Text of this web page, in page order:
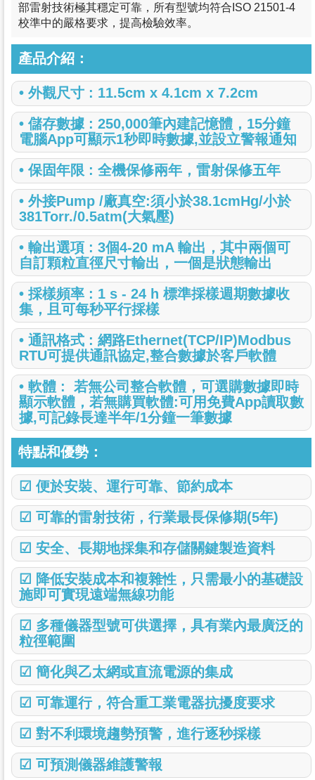
部雷射技術極其穩定可靠，所有型號均符合ISO 21501-4
校準中的嚴格要求，提高檢驗效率。
產品介紹：
• 外觀尺寸 : 11.5cm x 4.1cm x 7.2cm
• 儲存數據 : 250,000筆內建記憶體，15分鐘
電腦App可顯示1秒即時數據,並設立警報通知
• 保固年限 : 全機保修兩年，雷射保修五年
• 外接Pump /廠真空:須小於38.1cmHg/小於
381Torr./0.5atm(大氣壓)
• 輸出選項 : 3個4-20 mA 輸出，其中兩個可
自訂顆粒直徑尺寸輸出，一個是狀態輸出
• 採樣頻率 : 1 s - 24 h 標準採樣週期數據收
集，且可每秒平行採樣
• 通訊格式 : 網路Ethernet(TCP/IP)Modbus
RTU可提供通訊協定,整合數據於客戶軟體
• 軟體 : 若無公司整合軟體，可選購數據即時
顯示軟體，若無購買軟體:可用免費App讀取數
據,可記錄長達半年/1分鐘一筆數據
特點和優勢：
☑ 便於安裝、運行可靠、節約成本
☑ 可靠的雷射技術，行業最長保修期(5年)
☑ 安全、長期地採集和存儲關鍵製造資料
☑ 降低安裝成本和複雜性，只需最小的基礎設
施即可實現遠端無線功能
☑ 多種儀器型號可供選擇，具有業內最廣泛的
粒徑範圍
☑ 簡化與乙太網或直流電源的集成
☑ 可靠運行，符合重工業電器抗擾度要求
☑ 對不利環境趨勢預警，進行逐秒採樣
☑ 可預測儀器維護警報